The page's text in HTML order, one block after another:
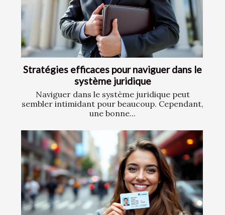
Stratégies efficaces pour naviguer dans le
système juridique
Naviguer dans le système juridique peut
sembler intimidant pour beaucoup. Cependant,
une bonne...